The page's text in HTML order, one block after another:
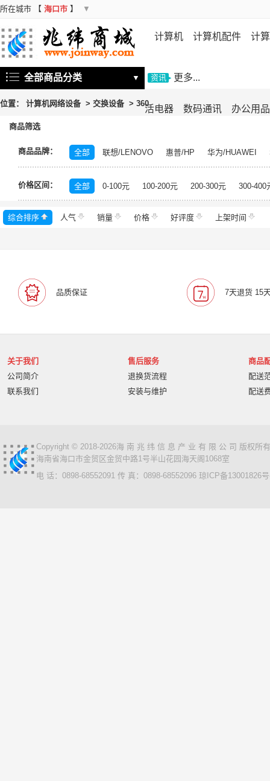
所在城市 【 海口市 】 ▼
计算机 计算机配件 计
机 存储设备
活电器 数码通讯 办公用品
全部商品分类 ▼ 资讯 更多...
位置： 计算机网络设备> 交换设备> 360
商品筛选
商品品牌： 全部 联想/LENOVO 惠普/HP 华为/HUAWEI
飞鱼星/VOLANS
水星/MERCURY 锐捷/Ruijie
希捷/Seagate
启明星辰/Venustech
金山/
深信服/SANGFOR
信锐/SUNDRAY
睿因/
齐杉/QISHAN
迈拓维矩/mt-viki 启明星辰
磊科/
价格区间： 全部 0-100元 100-200元 200-300元 300-400
综合排序 人气 销量 价格 好评度 上架时间
品质保证 7天退货 15
关于我们
公司简介
联系我们
售后服务
退换货流程
安装与维护
商品
配送
配送
Copyright © 2018-2026海 南 兆 纬 信 息 产 业 有 限 公 司 版权所
海南省海口市金贸区金贸中路1号半山花园海天阁1068室
电 话：0898-68552091 传 真：0898-68552096 琼ICP备13001826